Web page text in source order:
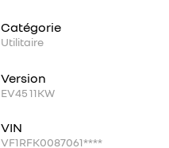
Catégorie
Utilitaire
Version
EV45 11KW
VIN
VF1RFK0087061****